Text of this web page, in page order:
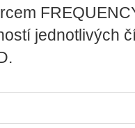
jednotlivých